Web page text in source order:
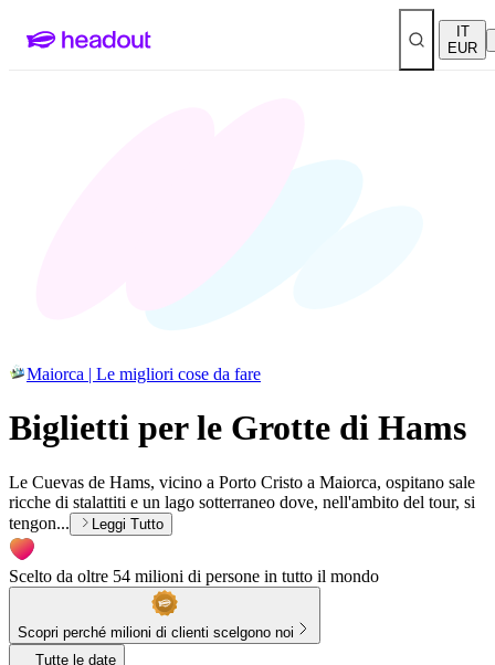
IT
EUR
Maiorca | Le migliori cose da fare
Biglietti per le Grotte di Hams
Le Cuevas de Hams, vicino a Porto Cristo a Maiorca, ospitano sale
ricche di stalattiti e un lago sotterraneo dove, nell'ambito del tour, si
tengon...
Leggi Tutto
Scelto da oltre 54 milioni di persone in tutto il mondo
Scopri perché milioni di clienti scelgono noi
Tutte le date